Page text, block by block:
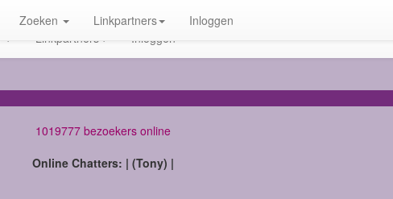
Linkpartners Inloggen
Zoeken Linkpartners Inloggen
1019777 bezoekers online
Online Chatters: | (Tony) |